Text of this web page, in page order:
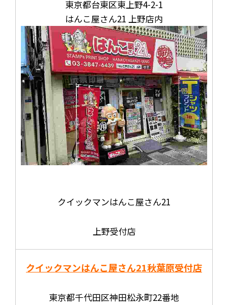
東京都台東区東上野4-2-1
はんこ屋さん21 上野店内
クイックマンはんこ屋さん21
上野受付店
クイックマンはんこ屋さん21秋葉原受付店
東京都千代田区神田松永町22番地